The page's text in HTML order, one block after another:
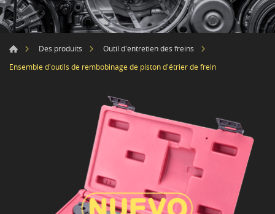
Des produits
Outil d'entretien des freins
Ensemble d'outils de rembobinage de piston d'étrier de frein